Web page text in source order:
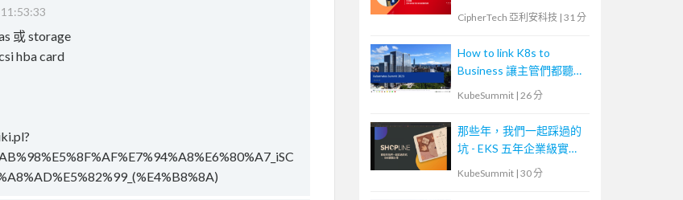
或 storage
hba card
金融客戶案例大剖析
CipherTech 亞利安科技 | 31 分
How to link K8s to
Business 讓主管們都聽得
KubeSummit | 26 分
那些年，我們一起踩過的
坑 - EKS 五年企業級實戰
KubeSummit | 30 分